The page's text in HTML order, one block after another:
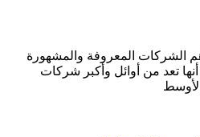
الشركات المعروفة والمشهورة
تعد من أوائل وأكبر شركات